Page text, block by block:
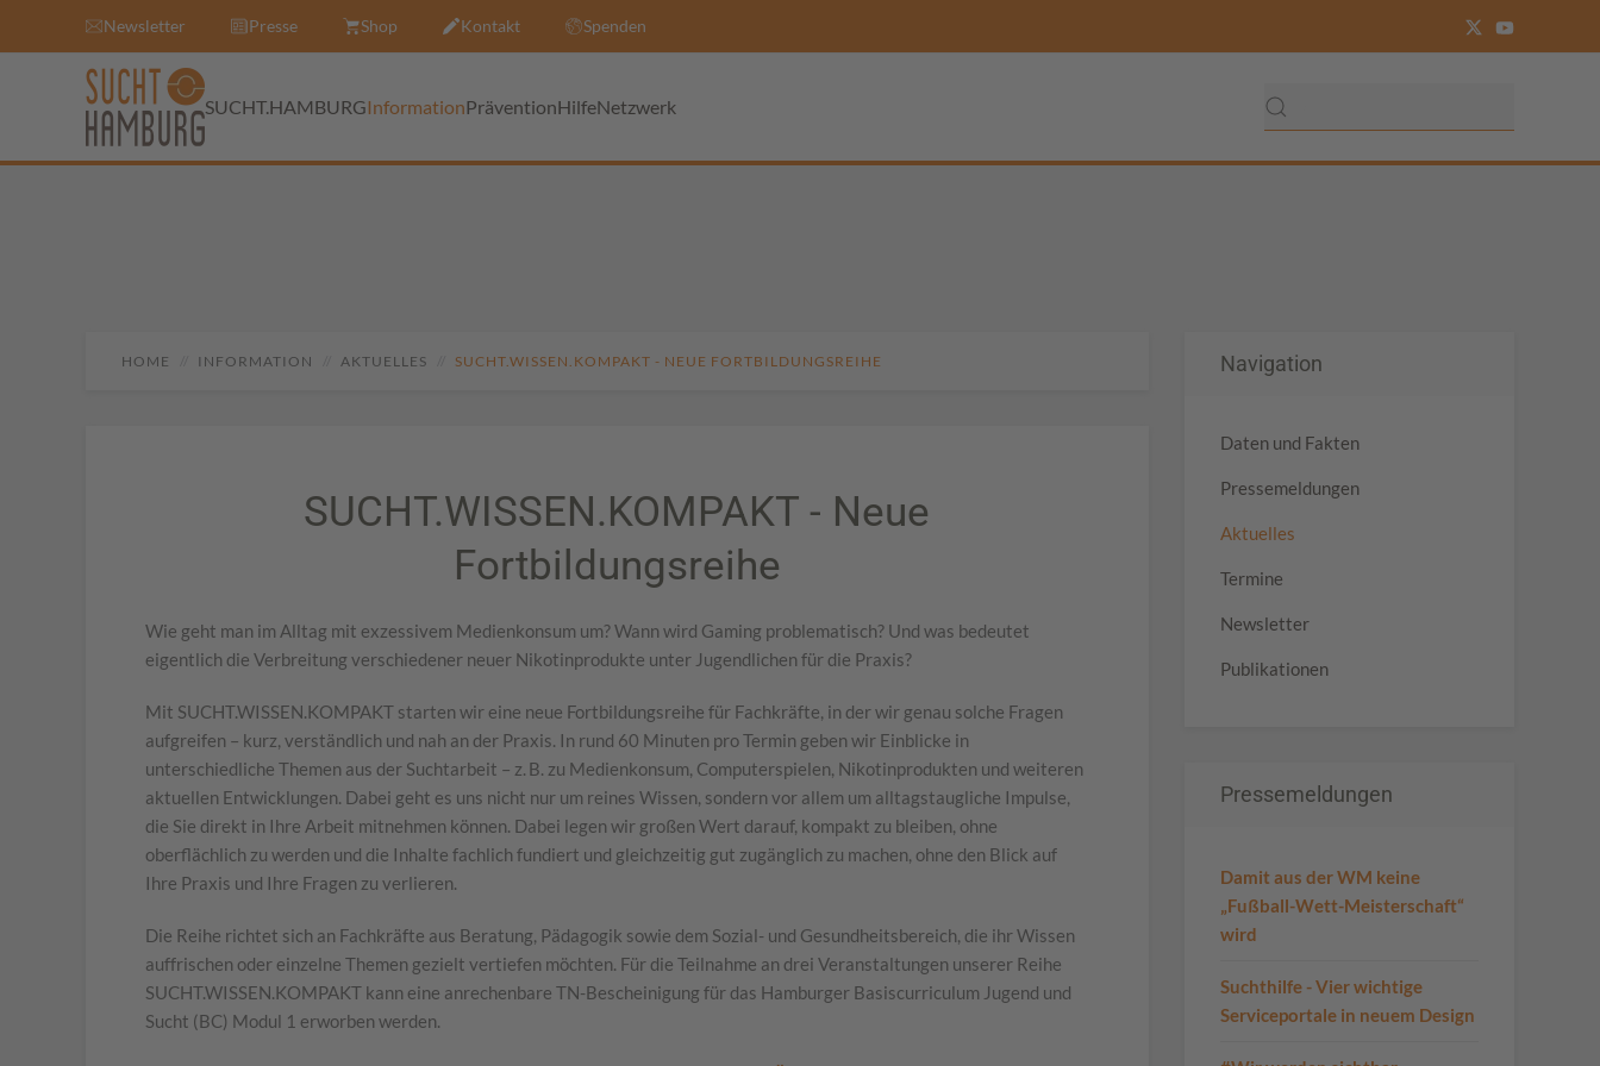
Newsletter Presse Shop Kontakt Spenden
SUCHT.HAMBURGInformationPräventionHilfeNetzwerk
HOME INFORMATION AKTUELLES SUCHT.WISSEN.KOMPAKT - NEUE FORTBILDUNGSREIHE
SUCHT.WISSEN.KOMPAKT - Neue
Fortbildungsreihe
Wie geht man im Alltag mit exzessivem Medienkonsum um? Wann wird Gaming problematisch? Und was bedeutet
eigentlich die Verbreitung verschiedener neuer Nikotinprodukte unter Jugendlichen für die Praxis?
Mit SUCHT.WISSEN.KOMPAKT starten wir eine neue Fortbildungsreihe für Fachkräfte, in der wir genau solche Fragen
aufgreifen – kurz, verständlich und nah an der Praxis. In rund 60 Minuten pro Termin geben wir Einblicke in
unterschiedliche Themen aus der Suchtarbeit – z. B. zu Medienkonsum, Computerspielen, Nikotinprodukten und weiteren
aktuellen Entwicklungen. Dabei geht es uns nicht nur um reines Wissen, sondern vor allem um alltagstaugliche Impulse,
die Sie direkt in Ihre Arbeit mitnehmen können. Dabei legen wir großen Wert darauf, kompakt zu bleiben, ohne
oberflächlich zu werden und die Inhalte fachlich fundiert und gleichzeitig gut zugänglich zu machen, ohne den Blick auf
Ihre Praxis und Ihre Fragen zu verlieren.
Die Reihe richtet sich an Fachkräfte aus Beratung, Pädagogik sowie dem Sozial- und Gesundheitsbereich, die ihr Wissen
auffrischen oder einzelne Themen gezielt vertiefen möchten. Für die Teilnahme an drei Veranstaltungen unserer Reihe
SUCHT.WISSEN.KOMPAKT kann eine anrechenbare TN-Bescheinigung für das Hamburger Basiscurriculum Jugend und
Sucht (BC) Modul 1 erworben werden.
Navigation
Daten und Fakten
Pressemeldungen
Aktuelles
Termine
Newsletter
Publikationen
Pressemeldungen
Damit aus der WM keine
„Fußball-Wett-Meisterschaft“
wird
Suchthilfe - Vier wichtige
Serviceportale in neuem Design